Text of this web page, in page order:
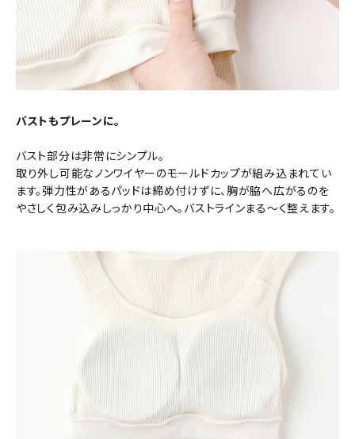
バストもプレーンに。
バスト部分は非常にシンプル。
取り外し可能なノンワイヤーのモールドカップが組み込まれてい
ます。弾力性があるパッドは締め付けずに、胸が脇へ広がるのを
やさしく包み込みしっかり中心へ。バストラインまる～く整えます。